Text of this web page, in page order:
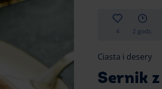
4 2 godz.
Ciasta i desery
Sernik